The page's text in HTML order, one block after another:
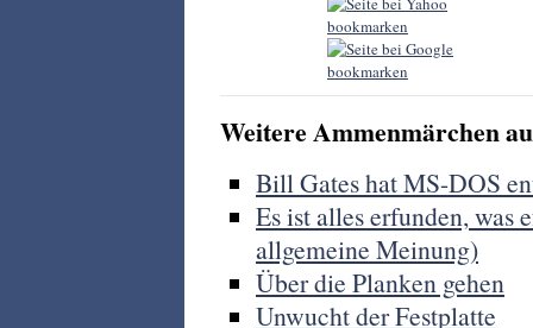
Weitere Ammenmärchen
Bill Gates hat MS-DOS
Es ist alles erfunden, was
allgemeine Meinung)
Über die Planken gehen
Unwucht der Festplatte